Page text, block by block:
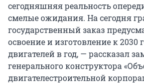
сегодняшняя реальность
смелые ожидания. На сегодня
государственный заказ
освоение и изготовление к 2030
двигателей в год, — рассказал
генерального конструктора
двигателестроительной